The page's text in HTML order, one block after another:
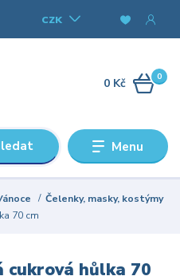
Menu
CZK
0
0 Kč
Čelenky, masky, kostýmy
70 cm
cukrová hůlka 70